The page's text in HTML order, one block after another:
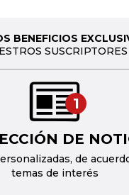
BENEFICIOS
SUSCRIPTORES
1
DE
de
temas de interés